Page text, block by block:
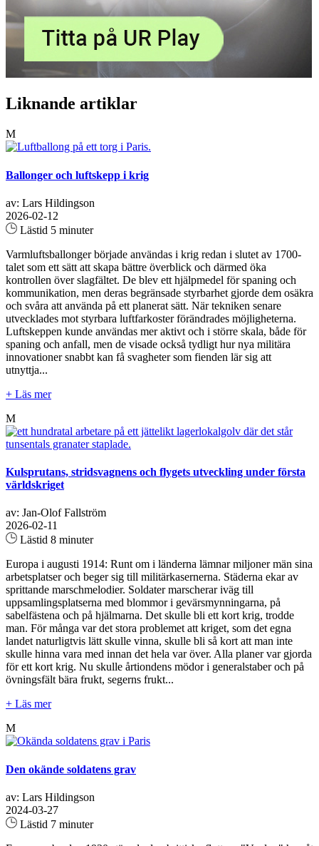
Liknande artiklar
M
Ballonger och luftskepp i krig
av: Lars Hildingson
2026-02-12
Lästid 5 minuter
Varmluftsballonger började användas i krig redan i slutet av 1700-
talet som ett sätt att skapa bättre överblick och därmed öka
kontrollen över slagfältet. De blev ett hjälpmedel för spaning och
kommunikation, men deras begränsade styrbarhet gjorde dem osäkra
och svåra att använda på ett planerat sätt. När tekniken senare
utvecklades mot styrbara luftfarkoster förändrades möjligheterna.
Luftskeppen kunde användas mer aktivt och i större skala, både för
spaning och anfall, men de visade också tydligt hur nya militära
innovationer snabbt kan få svagheter som fienden lär sig att
utnyttja...
+ Läs mer
M
Kulsprutans, stridsvagnens och flygets utveckling under första
världskriget
av: Jan-Olof Fallström
2026-02-11
Lästid 8 minuter
Europa i augusti 1914: Runt om i länderna lämnar miljoner män sina
arbetsplatser och beger sig till militärkasernerna. Städerna ekar av
sprittande marschmelodier. Soldater marscherar iväg till
uppsamlingsplatserna med blommor i gevärsmynningarna, på
sabelfästena och på hjälmarna. Det skulle bli ett kort krig, trodde
man. För många var det stora problemet att kriget, som det egna
landet naturligtvis lätt skulle vinna, skulle bli så kort att man inte
skulle hinna vara med innan det hela var över. Alla planer var gjorda
för ett kort krig. Nu skulle årtiondens mödor i generalstaber och på
övningsfält bära frukt, segerns frukt...
+ Läs mer
M
Den okände soldatens grav
av: Lars Hildingson
2024-03-27
Lästid 7 minuter